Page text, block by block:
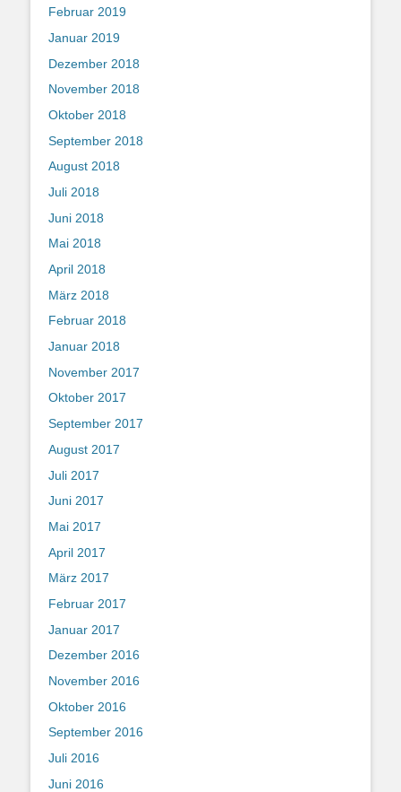
Februar 2019
Januar 2019
Dezember 2018
November 2018
Oktober 2018
September 2018
August 2018
Juli 2018
Juni 2018
Mai 2018
April 2018
März 2018
Februar 2018
Januar 2018
November 2017
Oktober 2017
September 2017
August 2017
Juli 2017
Juni 2017
Mai 2017
April 2017
März 2017
Februar 2017
Januar 2017
Dezember 2016
November 2016
Oktober 2016
September 2016
Juli 2016
Juni 2016